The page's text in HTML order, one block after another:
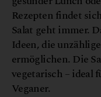
Rezepten findet
Salat geht immer.
Ideen, die
ermöglichen. Die
vegetarisch – ideal
Veganer.